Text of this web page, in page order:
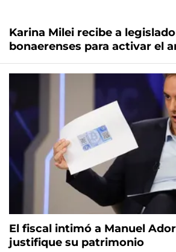
Karina Milei recibe a
bonaerenses para activar el
El fiscal intimó a Manuel
justifique su patrimonio